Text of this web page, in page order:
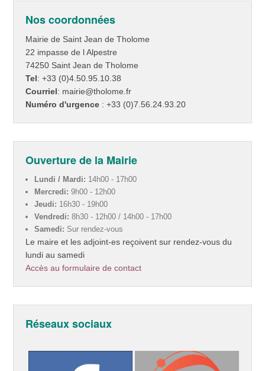
Nos coordonnées
Mairie de Saint Jean de Tholome
22 impasse de l Alpestre
74250 Saint Jean de Tholome
Tel: +33 (0)4.50.95.10.38
Courriel: mairie@tholome.fr
Numéro d'urgence : +33 (0)7.56.24.93.20
Ouverture de la Mairie
Lundi / Mardi: 14h00 - 17h00
Mercredi: 9h00 - 12h00
Jeudi: 16h30 - 19h00
Vendredi: 8h30 - 12h00 / 14h00 - 17h00
Samedi: Sur rendez-vous
Le maire et les adjoint-es reçoivent sur rendez-vous du
lundi au samedi
Accès au formulaire de contact
Réseaux sociaux